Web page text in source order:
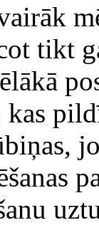
tikt
kas